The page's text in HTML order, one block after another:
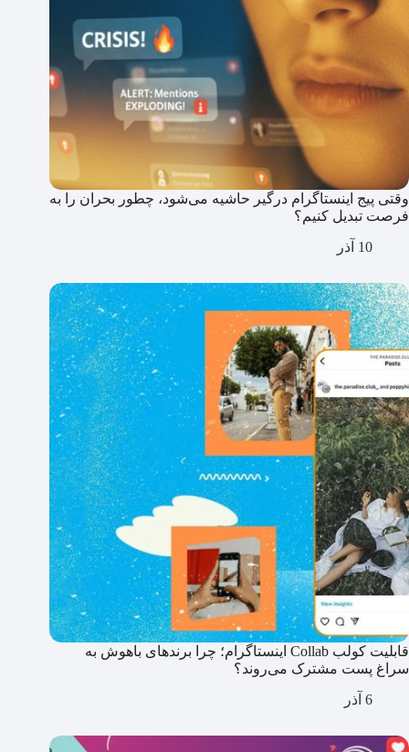
وقتی پیج اینستاگرام درگیر حاشیه می‌شود، چطور بحران را به
فرصت تبدیل کنیم؟
10 آذر
قابلیت کولب Collab اینستاگرام؛ چرا برندهای باهوش به
سراغ پست مشترک می‌روند؟
6 آذر